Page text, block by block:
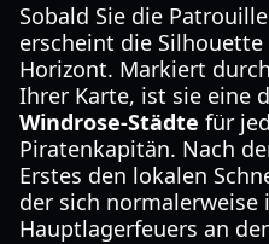
Sobald Sie die
erscheint die
Horizont. Markiert
Ihrer Karte, ist sie eine
Windrose-Städte für
Piratenkapitän. Nach
Erstes den lokalen
der sich normalerweise
Hauptlagerfeuers an